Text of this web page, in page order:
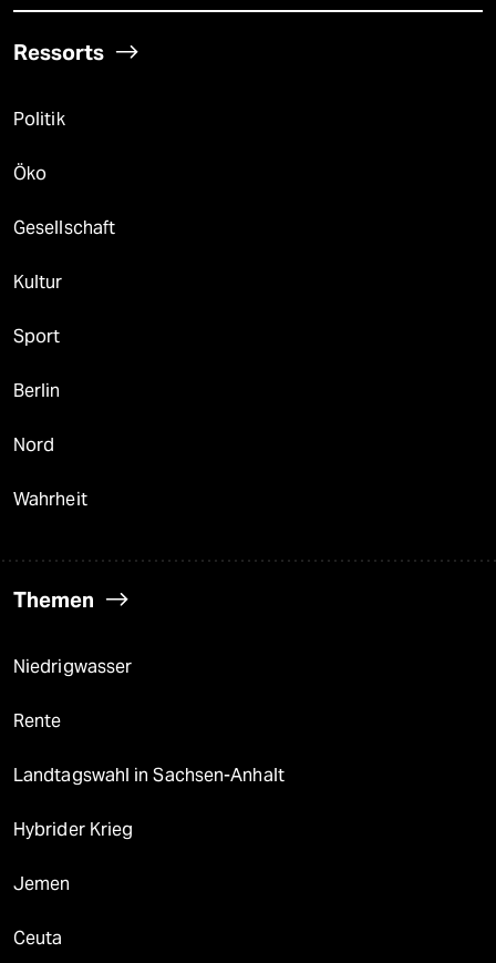
Ressorts
Politik
Öko
Gesellschaft
Kultur
Sport
Berlin
Nord
Wahrheit
Themen
Niedrigwasser
Rente
Landtagswahl in Sachsen-Anhalt
Hybrider Krieg
Jemen
Ceuta